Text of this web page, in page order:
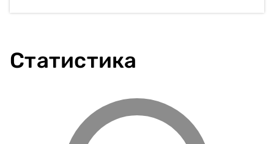
виробництві цегли для покращення ізоляційних
бетон часто використовуються в будівництві доріг як
економічно ефективна та екологічно стійка альтернатива
Статистика